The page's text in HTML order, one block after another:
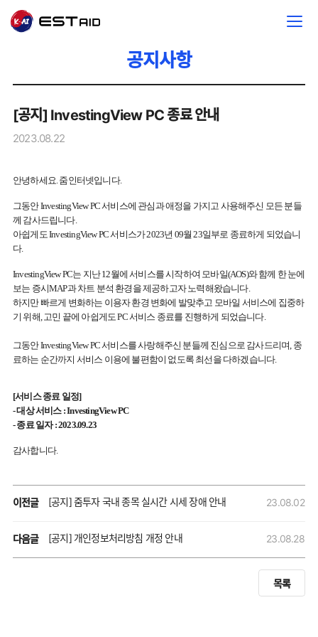
공지사항
[공지] InvestingView PC 종료 안내
2023.08.22
안녕하세요. 줌인터넷입니다.
그동안 InvestingView PC 서비스에 관심과 애정을 가지고 사용해주신 모든 분들
께 감사드립니다.
아쉽게도 InvestingView PC 서비스가 2023년 09월 23일부로 종료하게 되었습니
다.
InvestingView PC는 지난 12월에 서비스를 시작하여 모바일(AOS)와 함께 한 눈에
보는 증시MAP과 차트 분석 환경을 제공하고자 노력해왔습니다.
하지만 빠르게 변화하는 이용자 환경 변화에 발맞추고 모바일 서비스에 집중하
기 위해, 고민 끝에 아쉽게도 PC 서비스 종료를 진행하게 되었습니다.
그동안 InvestingView PC 서비스를 사랑해주신 분들께 진심으로 감사드리며, 종
료하는 순간까지 서비스 이용에 불편함이 없도록 최선을 다하겠습니다.
[서비스 종료 일정]
- 대상 서비스 : InvestingView PC
- 종료 일자 : 2023.09.23
감사합니다.
이전글 [공지] 줌투자 국내 종목 실시간 시세 장애 안내 23.08.02
다음글 [공지] 개인정보처리방침 개정 안내 23.08.28
목록